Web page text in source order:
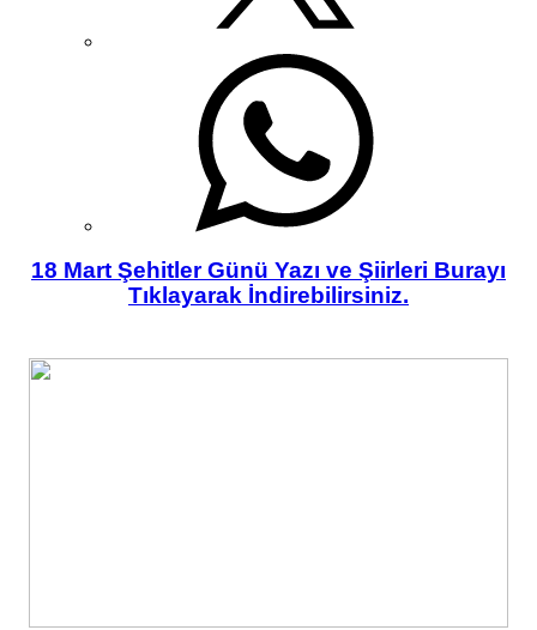
18 Mart Şehitler Günü Yazı ve Şiirleri Burayı
Tıklayarak İndirebilirsiniz.